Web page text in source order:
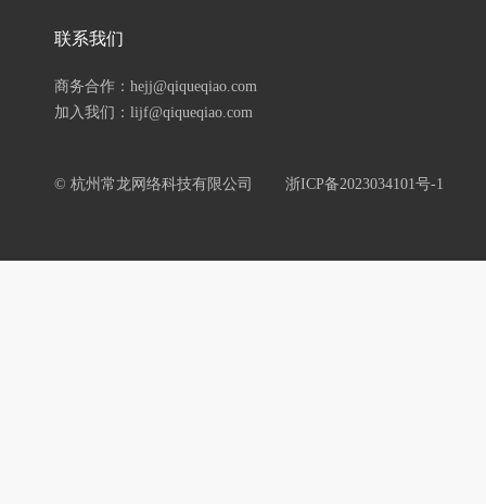
联系我们
商务合作：hejj@qiqueqiao.com
加入我们：lijf@qiqueqiao.com
© 杭州常龙网络科技有限公司 浙ICP备2023034101号-1